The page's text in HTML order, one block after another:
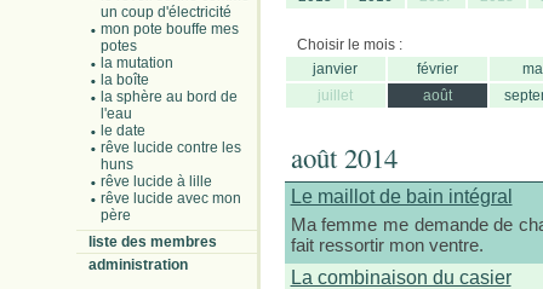
un coup d'électricité
mon pote bouffe mes
potes
la mutation
la boîte
la sphère au bord de
l'eau
le date
rêve lucide contre les
huns
rêve lucide à lille
rêve lucide avec mon
père
liste des membres
administration
Choisir le mois :
janvier
février
juillet
août
août 2014
Le maillot de bain intégral
Ma femme me demande de
fait ressortir mon ventre.
La combinaison du casier